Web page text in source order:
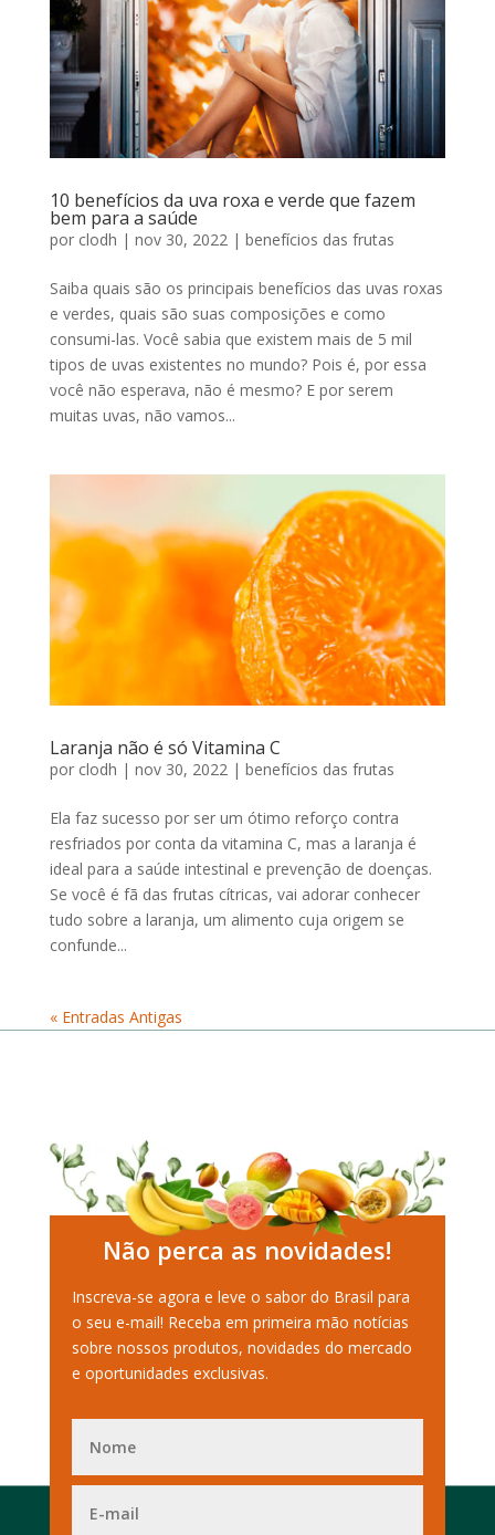
10 benefícios da uva roxa e verde que fazem
bem para a saúde
por clodh | nov 30, 2022| benefícios das frutas
Saiba quais são os principais benefícios das uvas roxas
e verdes, quais são suas composições e como
consumi-las. Você sabia que existem mais de 5 mil
tipos de uvas existentes no mundo? Pois é, por essa
você não esperava, não é mesmo? E por serem
muitas uvas, não vamos...
Laranja não é só Vitamina C
por clodh | nov 30, 2022 | benefícios das frutas
Ela faz sucesso por ser um ótimo reforço contra
resfriados por conta da vitamina C, mas a laranja é
ideal para a saúde intestinal e prevenção de doenças.
Se você é fã das frutas cítricas, vai adorar conhecer
tudo sobre a laranja, um alimento cuja origem se
confunde...
« Entradas Antigas
Não perca as novidades!
Inscreva-se agora e leve o sabor do Brasil para
o seu e-mail! Receba em primeira mão notícias
sobre nossos produtos, novidades do mercado
e oportunidades exclusivas.